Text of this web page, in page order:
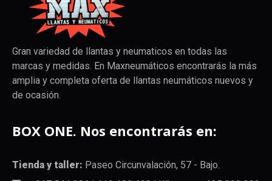
Gran variedad de llantas y neumaticos en todas las
marcas y medidas. En Maxneumáticos encontrarás la más
amplia y completa oferta de llantas neumáticos nuevos y
de ocasión.
BOX ONE. Nos encontrarás en:
Tienda y taller: Paseo Circunvalación, 57 - Bajo.